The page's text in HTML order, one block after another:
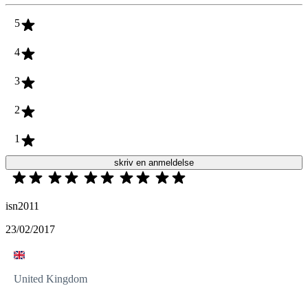
5
4
3
2
1
skriv en anmeldelse
isn2011
23/02/2017
United Kingdom